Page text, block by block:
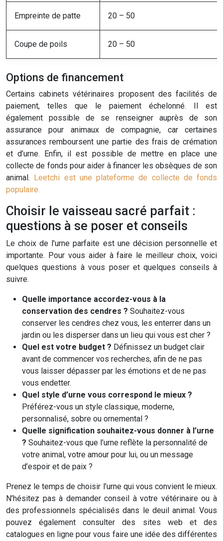
Empreinte de patte 20 – 50
Coupe de poils 20 – 50
Options de financement
Certains cabinets vétérinaires proposent des facilités de
paiement, telles que le paiement échelonné. Il est
également possible de se renseigner auprès de son
assurance pour animaux de compagnie, car certaines
assurances remboursent une partie des frais de crémation
et d’urne. Enfin, il est possible de mettre en place une
collecte de fonds pour aider à financer les obsèques de son
animal. Leetchi est une plateforme de collecte de fonds
populaire.
Choisir le vaisseau sacré parfait :
questions à se poser et conseils
Le choix de l’urne parfaite est une décision personnelle et
importante. Pour vous aider à faire le meilleur choix, voici
quelques questions à vous poser et quelques conseils à
suivre.
Quelle importance accordez-vous à la
conservation des cendres ? Souhaitez-vous
conserver les cendres chez vous, les enterrer dans un
jardin ou les disperser dans un lieu qui vous est cher ?
Quel est votre budget ? Définissez un budget clair
avant de commencer vos recherches, afin de ne pas
vous laisser dépasser par les émotions et de ne pas
vous endetter.
Quel style d’urne vous correspond le mieux ?
Préférez-vous un style classique, moderne,
personnalisé, sobre ou ornemental ?
Quelle signification souhaitez-vous donner à l’urne
? Souhaitez-vous que l’urne reflète la personnalité de
votre animal, votre amour pour lui, ou un message
d’espoir et de paix ?
Prenez le temps de choisir l’urne qui vous convient le mieux.
N’hésitez pas à demander conseil à votre vétérinaire ou à
des professionnels spécialisés dans le deuil animal. Vous
pouvez également consulter des sites web et des
catalogues en ligne pour vous faire une idée des différentes